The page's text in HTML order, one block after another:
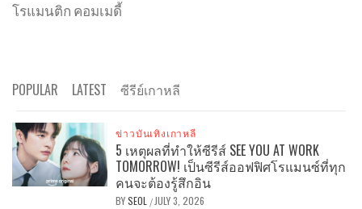
โรแมนติก คอมเมดี้
POPULAR LATEST ซีรีย์เกาหลี
ข่าวบันเทิงเกาหลี
5 เหตุผลที่ทำให้ซีรีส์ SEE YOU AT WORK
TOMORROW! เป็นซีรีส์ออฟฟิศโรแมนซ์ที่ทุก
คนจะต้องรู้สึกอิน
BYSEOL / JULY 3, 2026